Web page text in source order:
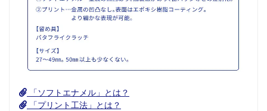
「ソフトエナメル」とは？
「プリント工法」とは？